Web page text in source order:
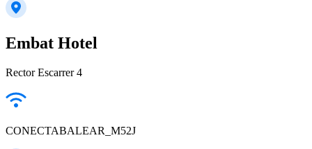
Embat Hotel
Rector Escarrer 4
CONECTABALEAR_M52J